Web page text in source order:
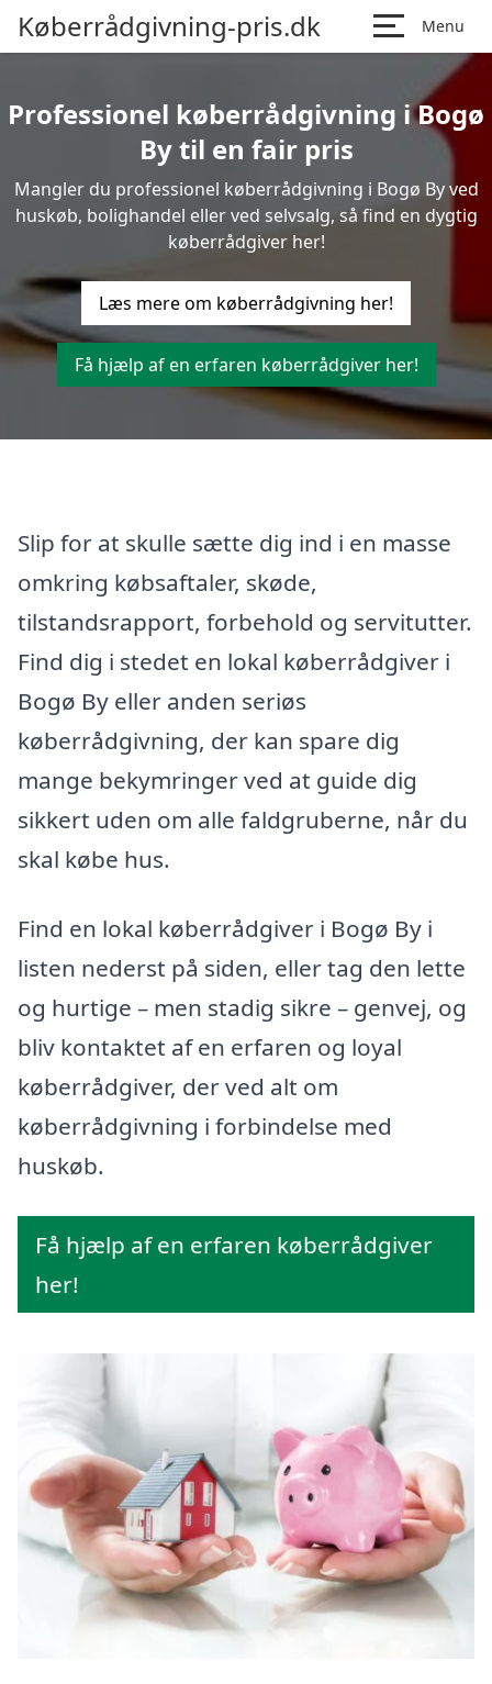
Køberrådgivning-pris.dk Menu
Professionel køberrådgivning i Bogø
By til en fair pris
Mangler du professionel køberrådgivning i Bogø By ved
huskøb, bolighandel eller ved selvsalg, så find en dygtig
køberrådgiver her!
Læs mere om køberrådgivning her!
Få hjælp af en erfaren køberrådgiver her!
Slip for at skulle sætte dig ind i en masse
omkring købsaftaler, skøde,
tilstandsrapport, forbehold og servitutter.
Find dig i stedet en lokal køberrådgiver i
Bogø By eller anden seriøs
køberrådgivning, der kan spare dig
mange bekymringer ved at guide dig
sikkert uden om alle faldgruberne, når du
skal købe hus.
Find en lokal køberrådgiver i Bogø By i
listen nederst på siden, eller tag den lette
og hurtige – men stadig sikre – genvej, og
bliv kontaktet af en erfaren og loyal
køberrådgiver, der ved alt om
køberrådgivning i forbindelse med
huskøb.
Få hjælp af en erfaren køberrådgiver
her!